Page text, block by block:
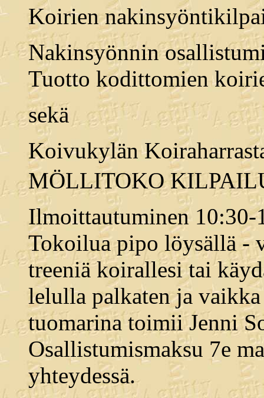
Koirien
Nakinsyönnin
Tuotto kodittomien
sekä
Koivukylän
MÖLLITOKO
Ilmoittautuminen 10:30-
Tokoilua pipo löysällä -
treeniä koirallesi tai
lelulla palkaten ja
tuomarina toimii Jenni
Osallistumismaksu 7e
yhteydessä.